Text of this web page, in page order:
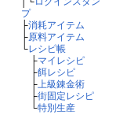
プ
├消耗アイテム
├原料アイテム
└レシピ帳
├マイレシピ
├餌レシピ
├上級錬金術
├街固定レシピ
└特別生産